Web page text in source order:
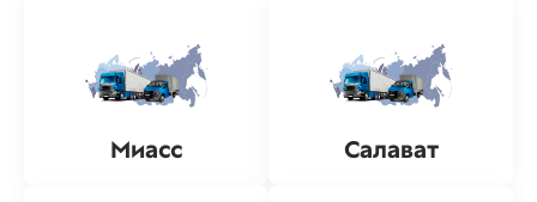
Миасс Салават